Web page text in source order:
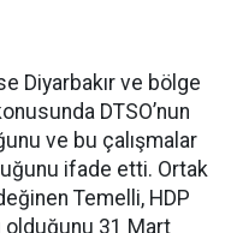
Diyarbakır ve bölge
DTSO’nun
ve bu çalışmalar
ifade etti. Ortak
Temelli, HDP
olduğunu 31 Mart